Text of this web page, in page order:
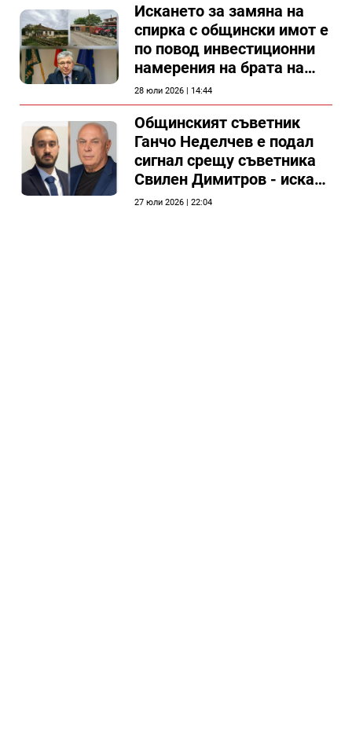
Искането за замяна на
спирка с общински имот е
по повод инвестиционни
намерения на брата на
председателя на
Общински съвет Силистра
28 юли 2026 | 14:44
Общинският съветник
Ганчо Неделчев е подал
сигнал срещу съветника
Свилен Димитров - иска
етичната комисия на
27 юли 2026 | 22:04